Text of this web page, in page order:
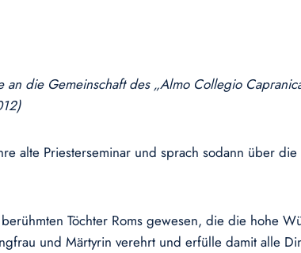
die Gemeinschaft des „Almo Collegio
alte Priesterseminar und sprach sodann über
Töchter Roms gewesen, die die hohe
und Märtyrin verehrt und erfülle damit alle